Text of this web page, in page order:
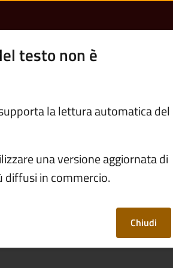
da
Cedegolo
da
testo non è
la lettura automatica del
una versione aggiornata di
diffusi in commercio.
Chiudi